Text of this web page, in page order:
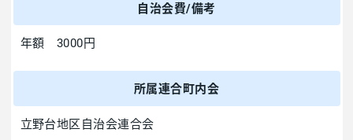
自治会費/備考
年額 3000円
所属連合町内会
立野台地区自治会連合会